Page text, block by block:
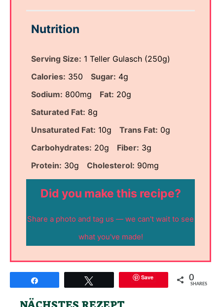
Nutrition
Serving Size: 1 Teller Gulasch (250g)
Calories: 350 Sugar: 4g
Sodium: 800mg Fat: 20g
Saturated Fat: 8g
Unsaturated Fat: 10g Trans Fat: 0g
Carbohydrates: 20g Fiber: 3g
Protein: 30g Cholesterol: 90mg
Did you make this recipe?
Share a photo and tag us — we can't wait to see
what you've made!
Save 0
SHARES